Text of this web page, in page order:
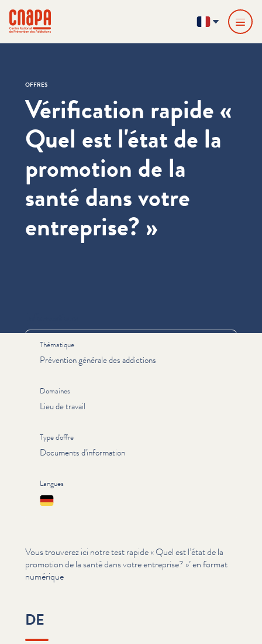
cnapa
FR
OFFRES
Vérification rapide «
Quel est l'état de la
promotion de la
santé dans votre
entreprise? »
Thématique
Prévention générale des addictions
Domaines
Lieu de travail
Type d'offre
Documents d'information
Langues
Deutsch
Vous trouverez ici notre test rapide « Quel est l’état de la
promotion de la santé dans votre entreprise? »’ en format
numérique
DE